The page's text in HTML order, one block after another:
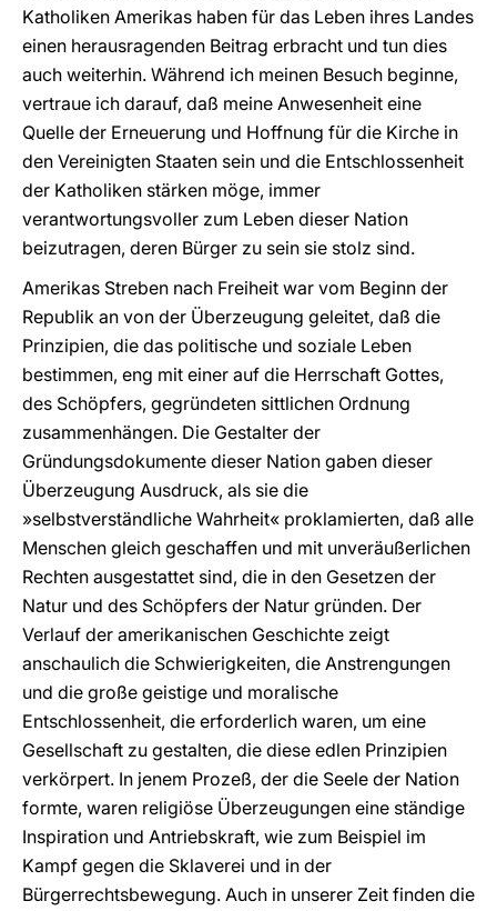
Katholiken Amerikas haben für das Leben ihres Landes
einen herausragenden Beitrag erbracht und tun dies
auch weiterhin. Während ich meinen Besuch beginne,
vertraue ich darauf, daß meine Anwesenheit eine
Quelle der Erneuerung und Hoffnung für die Kirche in
den Vereinigten Staaten sein und die Entschlossenheit
der Katholiken stärken möge, immer
verantwortungsvoller zum Leben dieser Nation
beizutragen, deren Bürger zu sein sie stolz sind.
Amerikas Streben nach Freiheit war vom Beginn der
Republik an von der Überzeugung geleitet, daß die
Prinzipien, die das politische und soziale Leben
bestimmen, eng mit einer auf die Herrschaft Gottes,
des Schöpfers, gegründeten sittlichen Ordnung
zusammenhängen. Die Gestalter der
Gründungsdokumente dieser Nation gaben dieser
Überzeugung Ausdruck, als sie die
»selbstverständliche Wahrheit« proklamierten, daß alle
Menschen gleich geschaffen und mit unveräußerlichen
Rechten ausgestattet sind, die in den Gesetzen der
Natur und des Schöpfers der Natur gründen. Der
Verlauf der amerikanischen Geschichte zeigt
anschaulich die Schwierigkeiten, die Anstrengungen
und die große geistige und moralische
Entschlossenheit, die erforderlich waren, um eine
Gesellschaft zu gestalten, die diese edlen Prinzipien
verkörpert. In jenem Prozeß, der die Seele der Nation
formte, waren religiöse Überzeugungen eine ständige
Inspiration und Antriebskraft, wie zum Beispiel im
Kampf gegen die Sklaverei und in der
Bürgerrechtsbewegung. Auch in unserer Zeit finden die